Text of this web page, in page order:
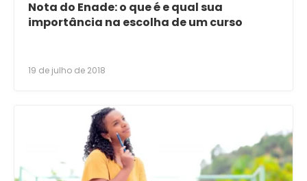
Nota do Enade: o que é e qual sua
importância na escolha de um curso
19 de julho de 2018